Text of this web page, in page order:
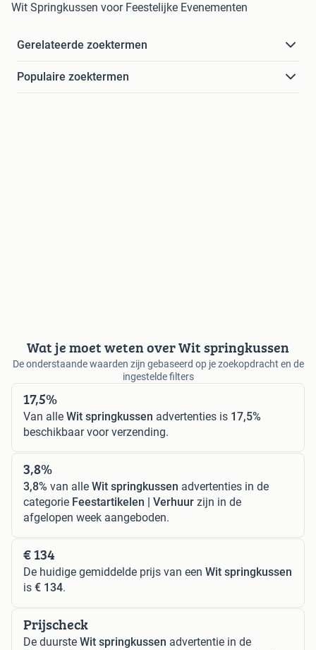
Wit Springkussen voor Feestelijke Evenementen
Gerelateerde zoektermen
Populaire zoektermen
Wat je moet weten over Wit springkussen
De onderstaande waarden zijn gebaseerd op je zoekopdracht en de
ingestelde filters
17,5%
Van alle Wit springkussen advertenties is 17,5%
beschikbaar voor verzending.
3,8%
3,8% van alle Wit springkussen advertenties in de
categorie Feestartikelen | Verhuur zijn in de
afgelopen week aangeboden.
€ 134
De huidige gemiddelde prijs van een Wit springkussen
is € 134.
Prijscheck
De duurste Wit springkussen advertentie in de